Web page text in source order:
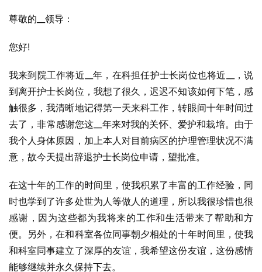
尊敬的__领导：
您好!
我来到院工作将近__年，在科担任护士长岗位也将近__，说
到离开护士长岗位，我想了很久，迟迟不知该如何下笔，感
触很多，我清晰地记得第一天来科工作，转眼间十年时间过
去了，非常感谢您这__年来对我的关怀、爱护和栽培。由于
我个人身体原因，加上本人对目前病区的护理管理状况不满
意，故今天提出辞退护士长岗位申请，望批准。
在这十年的工作的时间里，使我积累了丰富的工作经验，同
时也学到了许多处世为人等做人的道理，所以我很珍惜也很
感谢，因为这些都为我将来的工作和生活带来了帮助和方
便。另外，在和科室各位同事朝夕相处的十年时间里，使我
和科室同事建立了深厚的友谊，我希望这份友谊，这份感情
能够继续并永久保持下去。